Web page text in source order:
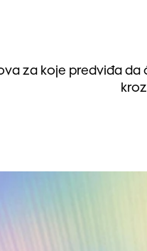
za koje predviđa